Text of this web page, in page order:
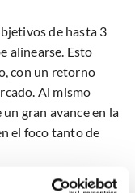
de hasta 3
alinearse. Esto
con un retorno
Al mismo
gran avance en la
el foco tanto de